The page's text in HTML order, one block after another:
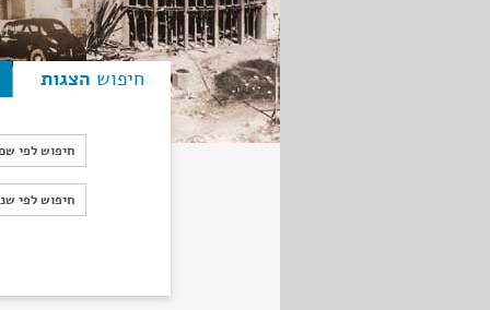
חיפוש הצגות
חיפוש לפי
חיפוש לפי
חיפוש לפי